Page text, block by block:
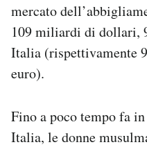
mercato
109 miliardi di dollari,
Italia (rispettivamente
euro).
Fino a poco tempo fa
Italia, le donne